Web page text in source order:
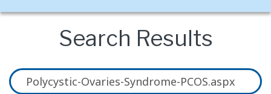
Search Results